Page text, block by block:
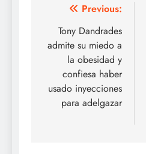
Post
navigation
Previous:
Tony Dandrades
admite su miedo a
la obesidad y
confiesa haber
usado inyecciones
para adelgazar